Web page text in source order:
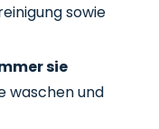
sowie
sie
waschen und